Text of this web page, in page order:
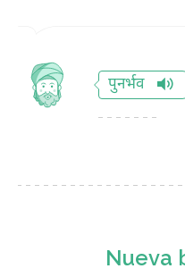
पुनर्भव
Nueva